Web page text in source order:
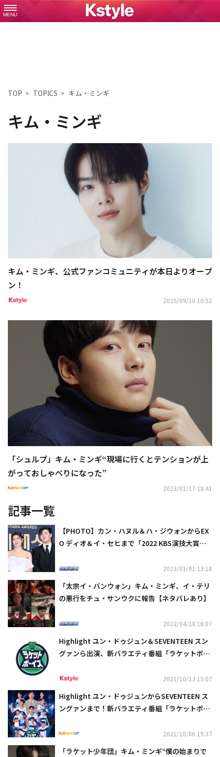
MENU
TOP TOPICS キム・ミンギ
キム・ミンギ
キム・ミンギ、公式ファンコミュニティが本日よりオープ
ン！
2025/09/10 10:52
「シュルプ」キム・ミンギ“現場に行くとテンションが上
がっておしゃべりになった”
2023/01/17 18:41
記事一覧
【PHOTO】カン・ハヌル＆ハ・ジウォンからEX
O ディオ＆イ・セヒまで「2022 KBS演技大賞」
2023/01/01 13:18
「太宗イ・バンウォン」キム・ミンギ、イ・テリ
の悪行をチュ・サンウクに報告【ネタバレあり】
2022/04/18 16:07
Highlight ユン・ドゥジュン＆SEVENTEEN スン
グァンら出演、新バラエティ番組「ラケットボー
2021/10/13 15:07
Highlight ユン・ドゥジュンからSEVENTEEN ス
ングァンまで！新バラエティ番組「ラケットボー
2021/10/06 19:37
「ラケット少年団」キム・ミンギ“僕の始まりで